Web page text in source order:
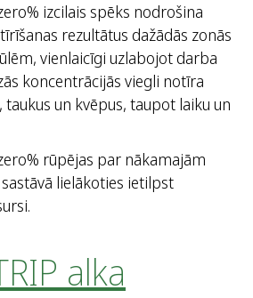
izcilais spēks nodrošina
rezultātus dažādās zonās
vienlaicīgi uzlabojot darba
koncentrācijās viegli notīra
un kvēpus, taupot laiku un
rūpējas par nākamajām
lielākoties ietilpst
alka